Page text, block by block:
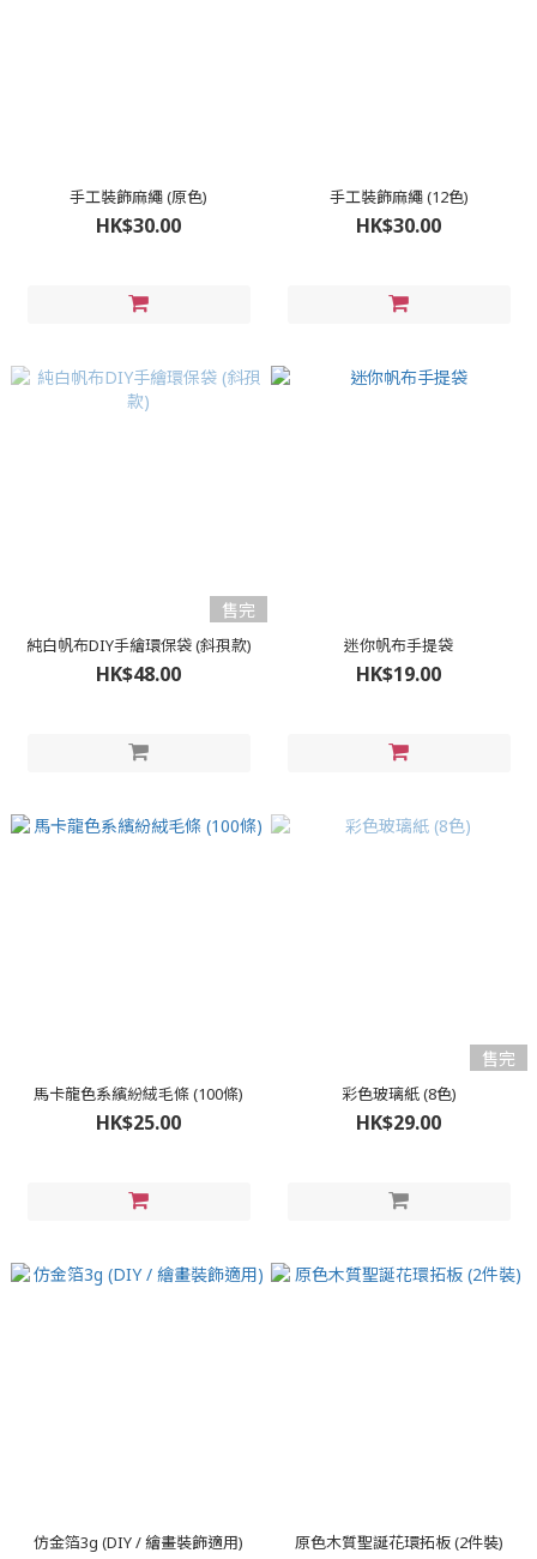
手工裝飾麻繩 (原色)
HK$30.00
手工裝飾麻繩 (12色)
HK$30.00
售完
純白帆布DIY手繪環保袋 (斜孭款)
HK$48.00
迷你帆布手提袋
HK$19.00
馬卡龍色系繽紛絨毛條 (100條)
HK$25.00
售完
彩色玻璃紙 (8色)
HK$29.00
仿金箔3g (DIY / 繪畫裝飾適用) 原色木質聖誕花環拓板 (2件裝)